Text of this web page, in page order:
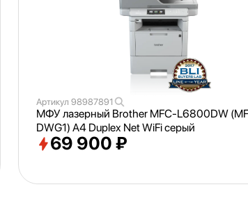
Артикул98987891
МФУ лазерный Brother MFC-L6800DW
DWG1) A4 Duplex Net WiFi серый
69 900 ₽